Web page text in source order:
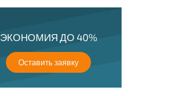
ЭКОНОМИЯ ДО 40%
Оставить заявку